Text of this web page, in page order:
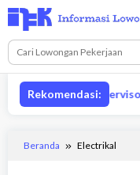
Loncat
ke
konten
Rekomendasi:
Lowongan
Beranda Electrikal